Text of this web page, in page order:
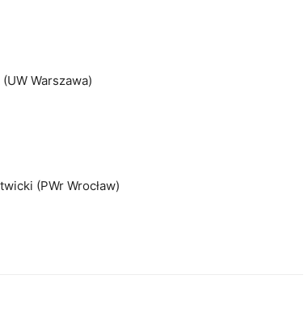
Warszawa)
(PWr Wrocław)